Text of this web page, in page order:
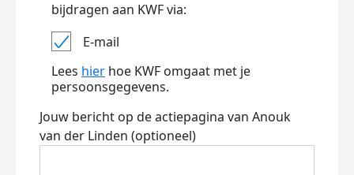
bijdragen aan KWF via:
E-mail
Lees hier hoe KWF omgaat met je
persoonsgegevens.
Jouw bericht op de actiepagina van Anouk
van der Linden (optioneel)